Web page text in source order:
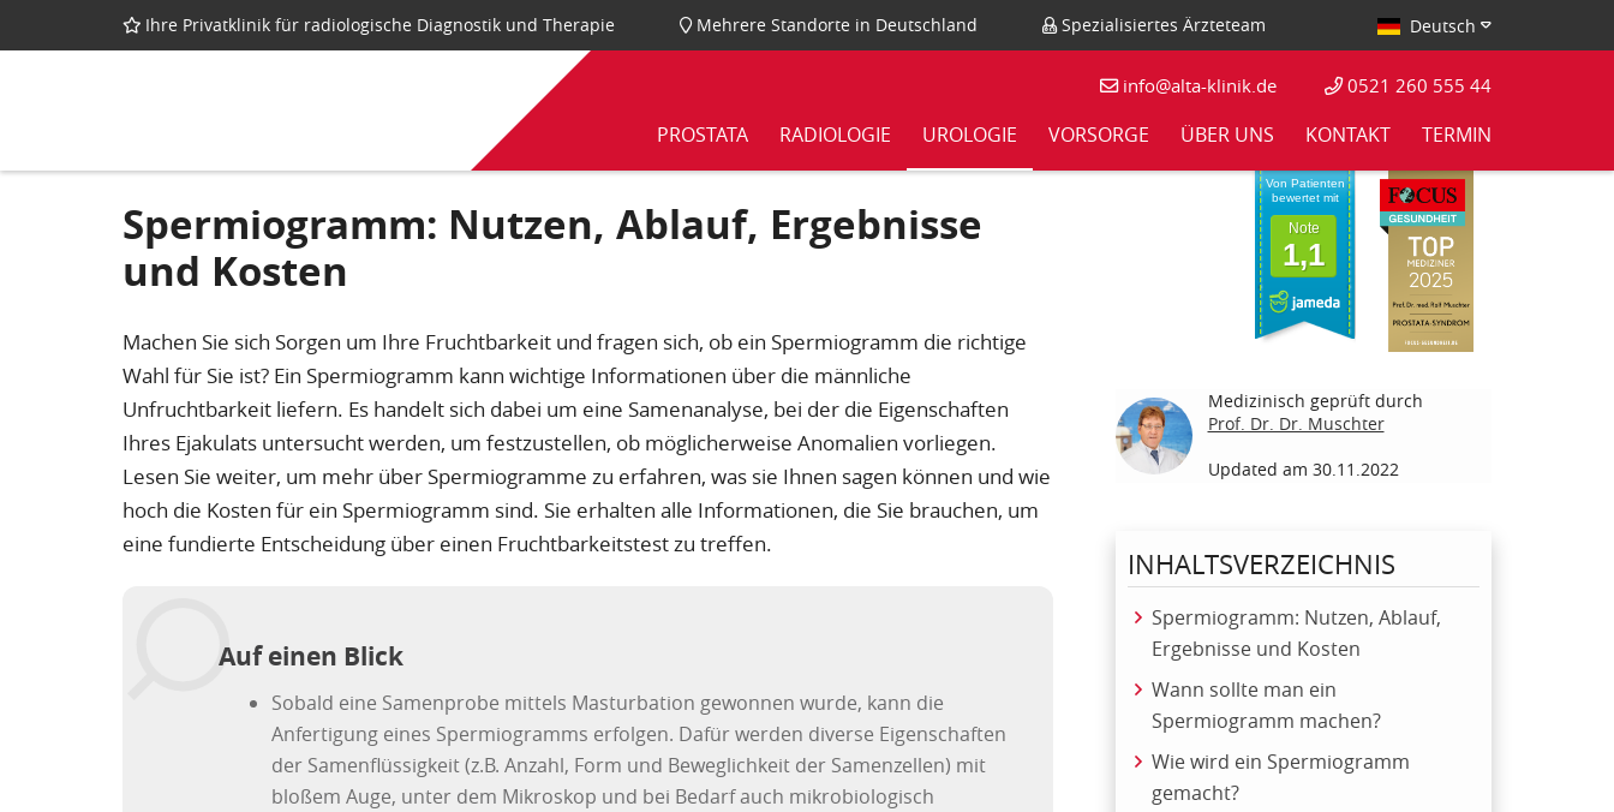
Deutsch
Ihre Privatklinik für radiologische Diagnostik und Therapie Mehrere Standorte in Deutschland Spezialisiertes Ärzteteam
PROSTATA RADIOLOGIE UROLOGIE VORSORGE ÜBER UNS KONTAKT TERMIN
info@alta-klinik.de 0521 260 555 44
Von Patienten
bewertet mit
Note
1,1
Spermiogramm: Nutzen, Ablauf, Ergebnisse
und Kosten
Machen Sie sich Sorgen um Ihre Fruchtbarkeit und fragen sich, ob ein Spermiogramm die richtige
Wahl für Sie ist? Ein Spermiogramm kann wichtige Informationen über die männliche
Unfruchtbarkeit liefern. Es handelt sich dabei um eine Samenanalyse, bei der die Eigenschaften
Ihres Ejakulats untersucht werden, um festzustellen, ob möglicherweise Anomalien vorliegen.
Lesen Sie weiter, um mehr über Spermiogramme zu erfahren, was sie Ihnen sagen können und wie
hoch die Kosten für ein Spermiogramm sind. Sie erhalten alle Informationen, die Sie brauchen, um
eine fundierte Entscheidung über einen Fruchtbarkeitstest zu treffen.
Auf einen Blick
Sobald eine Samenprobe mittels Masturbation gewonnen wurde, kann die
Anfertigung eines Spermiogramms erfolgen. Dafür werden diverse Eigenschaften
der Samenflüssigkeit (z.B. Anzahl, Form und Beweglichkeit der Samenzellen) mit
bloßem Auge, unter dem Mikroskop und bei Bedarf auch mikrobiologisch
Medizinisch geprüft durch
Prof. Dr. Dr. Muschter
Updated am 30.11.2022
INHALTSVERZEICHNIS
Spermiogramm: Nutzen, Ablauf,
Ergebnisse und Kosten
Wann sollte man ein
Spermiogramm machen?
Wie wird ein Spermiogramm
gemacht?